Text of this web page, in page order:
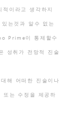
이라고 생각하지
는것과 알수 없는
Prime이 통제할수
성취가 전망적 진술
해 어떠한 진술이나
또는 수정을 제공하